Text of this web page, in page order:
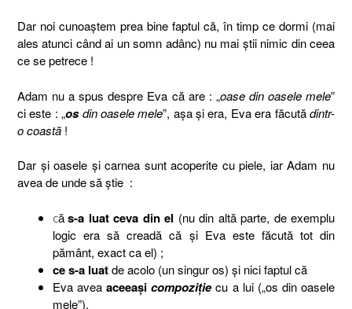
Dar noi cunoaştem prea bine faptul că, în timp ce dormi (mai
ales atunci când ai un somn adânc) nu mai ştii nimic din ceea
ce se petrece !
Adam nu a spus despre Eva că are : „oase din oasele mele”
ci este : „osdin oasele mele”, aşa şi era, Eva era făcutădintr-
ocoastă !
Dar şi oasele şi carnea sunt acoperite cu piele, iar Adam nu
avea de unde să ştie :
căs-a luat ceva din el (nu din altă parte, de exemplu
logic era să creadă că şi Eva este făcută tot din
pământ, exact ca el) ;
ce s-a luatde acolo (un singur os) şi nici faptul că
Eva aveaaceeaşicompoziţiecu a lui („os din oasele
mele”).